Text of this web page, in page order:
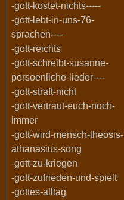
-gott-kostet-nichts-----
-gott-lebt-in-uns-76-
sprachen----
-gott-reichts
-gott-schreibt-susanne-
persoenliche-lieder----
-gott-straft-nicht
-gott-vertraut-euch-noch-
immer
-gott-wird-mensch-theosis-
athanasius-song
-gott-zu-kriegen
-gott-zufrieden-und-spielt
-gottes-alltag